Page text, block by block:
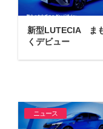
新型LUTECIA ま
くデビュー
ニュース